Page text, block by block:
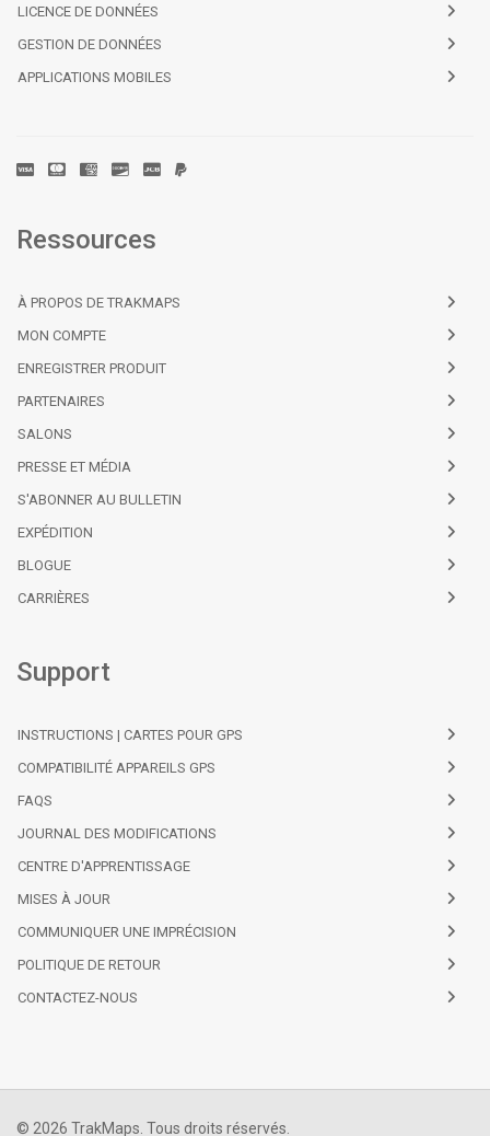
LICENCE DE DONNÉES
GESTION DE DONNÉES
APPLICATIONS MOBILES
Ressources
À PROPOS DE TRAKMAPS
MON COMPTE
ENREGISTRER PRODUIT
PARTENAIRES
SALONS
PRESSE ET MÉDIA
S'ABONNER AU BULLETIN
EXPÉDITION
BLOGUE
CARRIÈRES
Support
INSTRUCTIONS | CARTES POUR GPS
COMPATIBILITÉ APPAREILS GPS
FAQS
JOURNAL DES MODIFICATIONS
CENTRE D'APPRENTISSAGE
MISES À JOUR
COMMUNIQUER UNE IMPRÉCISION
POLITIQUE DE RETOUR
CONTACTEZ-NOUS
© 2026 TrakMaps. Tous droits réservés.